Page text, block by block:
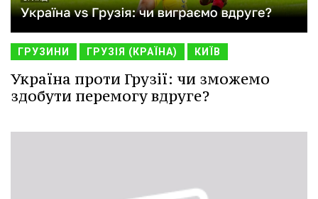
ГРУЗИНИ ГРУЗІЯ (КРАЇНА) КИЇВ
Україна проти Грузії: чи зможемо
здобути перемогу вдруге?